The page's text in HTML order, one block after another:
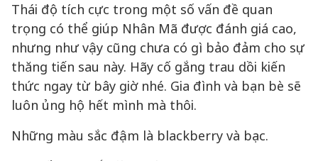
Thái độ tích cực trong một số vấn đề quan
trọng có thể giúp Nhân Mã được đánh giá cao,
nhưng như vậy cũng chưa có gì bảo đảm cho sự
thăng tiến sau này. Hãy cố gắng trau dồi kiến
thức ngay từ bây giờ nhé. Gia đình và bạn bè sẽ
luôn ủng hộ hết mình mà thôi.
Những màu sắc đậm là blackberry và bạc.